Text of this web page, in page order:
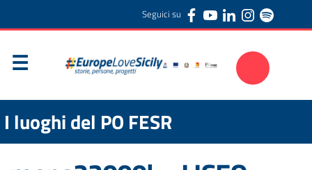
Seguici su
I luoghi del PO FESR